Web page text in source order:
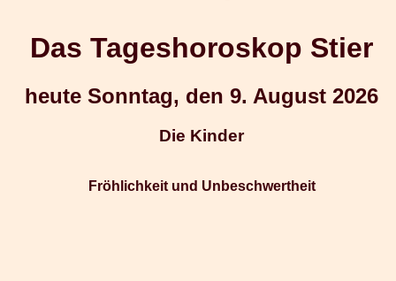
Das Tageshoroskop Stier
heute Sonntag, den 9. August 2026
Die Kinder
Fröhlichkeit und Unbeschwertheit